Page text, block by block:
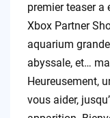
premier teaser a
Xbox Partner
aquarium
abyssale, et…
Heureusement,
vous aider,